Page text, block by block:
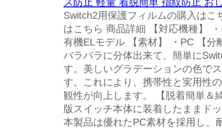
Switch2用保護フィルムの購入は
はこちら 商品詳細 【対応機種】
有機ELモデル 【素材】 ・PC 【
バラバラに分体出来て、簡単に
す。美しいグラデーションの色で
す。これにより、携帯性と実用性
観性が向上します。 【脱着簡単＆
版スイッチ本体に装着したままド
本製品は優れたPC素材を採用し、